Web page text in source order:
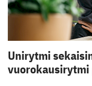
Unirytmi
vuorokausirytmi